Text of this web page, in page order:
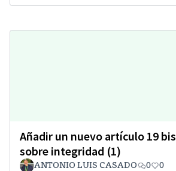
Añadir un nuevo artículo 19 bis
sobre integridad (1)
ANTONIO LUIS CASADO 0 0